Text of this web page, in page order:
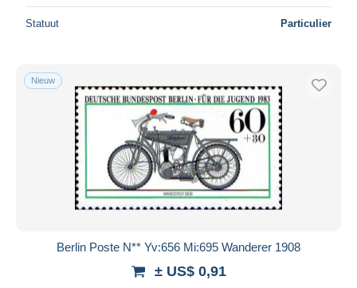
Statuut Particulier
Nieuw
Berlin Poste N** Yv:656 Mi:695 Wanderer 1908
± US$ 0,91